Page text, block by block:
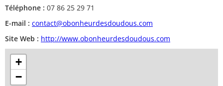
Téléphone : 07 86 25 29 71
E-mail : contact@obonheurdesdoudous.com
Site Web : http://www.obonheurdesdoudous.com
+
−